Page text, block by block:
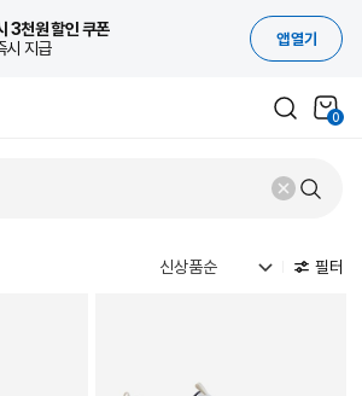
3천원 할인 쿠폰
시 지급
앱 열기
0
필터